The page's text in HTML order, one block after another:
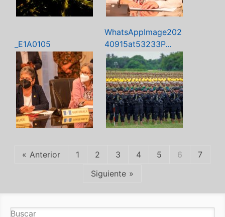
_E1A0105
WhatsAppImage202
40915at53233P...
Anterior 1 2 3 4 5 6
7
Siguiente